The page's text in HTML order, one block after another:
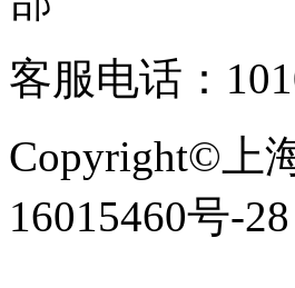
客服电话：
Copyright©上
16015460号-28